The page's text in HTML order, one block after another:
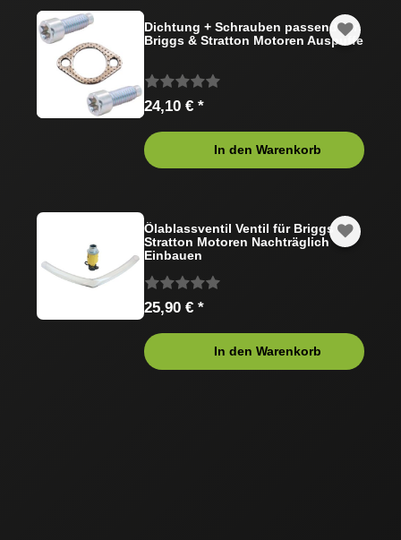
Dichtung + Schrauben passend für
Briggs & Stratton Motoren Auspuffe
24,10 € *
In den Warenkorb
Ölablassventil Ventil für Briggs &
Stratton Motoren Nachträglich
Einbauen
25,90 € *
In den Warenkorb